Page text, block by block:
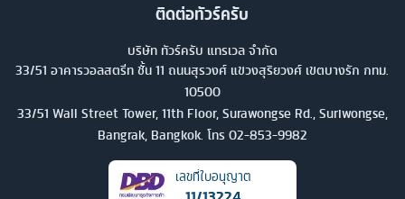
ติดต่อทัวร์ครับ
บริษัท ทัวร์ครับ แทรเวล จำกัด
33/51 อาคารวอลสตรีท ชั้น 11 ถนนสุรวงศ์ แขวงสุริยวงศ์ เขตบางรัก กทม.
10500
33/51 Wall Street Tower, 11th Floor, Surawongse Rd., Suriwongse,
Bangrak, Bangkok. โทร 02-853-9982
เลขที่ใบอนุญาต